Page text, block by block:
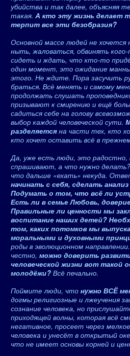
убийства и так далее, объясняя
такая. А кто эту жизнь делает
терпит все эти безобразия?
Основной массе людей не
ныть, жаловаться, обвинять
сидеть и ждать, что кто-то
один момент, это ожидание
этого. Не ждите. Пора засучить
браться. Всё менять и самому
продолжать слушать
призывают к смирению и ещё
садиться себе на голову
выбор каждой человеческой сути.
разделяется на части тех, кто
кто хочет оставить всё в
Да, уже есть люди, это
спрашивают, а что нужно
что дальше «ехать» некуда.
начинать с себя, сделать
Подумать о том, что всё ли
Есть ли в семье Любовь,
Правильные ли ценности мы
воспитание наших детей?
том, каких потомков мы
моральными и духовными
роды в эволюционном
честно, можно доверить
человеческой жизни вот такой
молодёжи? Всё печально.
Поймите люди, что нужно ВСЁ
догмы религиозные и лжеучения
сознание человека, но
приходящей волны, которая всё
негативное, просеет через
человека и унесёт в открытый
что не имеет основы корней и